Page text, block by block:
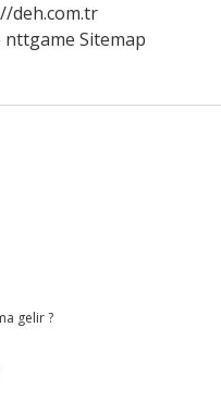
deh.com.tr
nttgame Sitemap
gelir ?